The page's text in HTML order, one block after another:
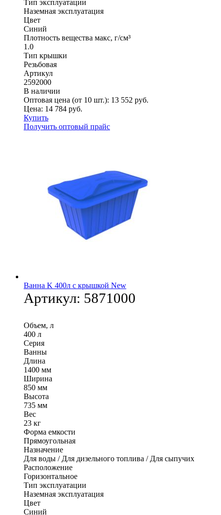
Тип эксплуатации
Наземная эксплуатация
Цвет
Синий
Плотность вещества макс, г/см³
1.0
Тип крышки
Резьбовая
Артикул
2592000
В наличии
Оптовая цена (от 10 шт.): 13 552 руб.
Цена: 14 784 руб.
Купить
Получить оптовый прайс
Ванна K 400л с крышкой New
Артикул: 5871000
Объем, л
400 л
Серия
Ванны
Длина
1400 мм
Ширина
850 мм
Высота
735 мм
Вес
23 кг
Форма емкости
Прямоугольная
Назначение
Для воды / Для дизельного топлива / Для сыпучих
Расположение
Горизонтальное
Тип эксплуатации
Наземная эксплуатация
Цвет
Синий